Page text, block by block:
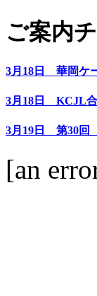
ご案内
3月18日 華岡ケ
3月18日 KCJL合
3月19日 第30回
[an